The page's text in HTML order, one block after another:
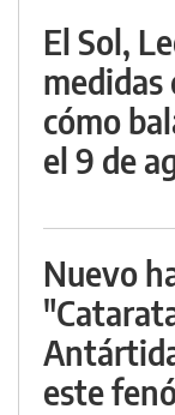
El Sol,
medidas
cómo
el 9 de
Nuevo
este